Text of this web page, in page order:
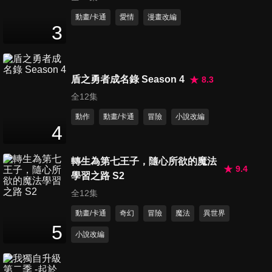
22分鐘
第13集 深夜魅影
22
3
動畫/卡通 愛情 漫畫改編
4
盾之勇者成名錄 Season 4
8.3
全12集
動作 動畫/卡通 冒險 小說改編
5
轉生為第七王子，隨心所欲的魔法
學習之路 S2
9.4
全12集
動畫/卡通 奇幻 冒險 魔法 異世界
小說改編